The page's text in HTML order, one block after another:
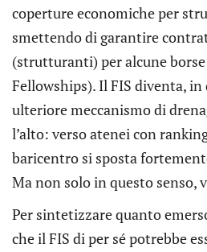
coperture economiche per
smettendo di garantire
(strutturanti) per alcune borse
Fellowships). Il FIS diventa, in
ulteriore meccanismo di
l’alto: verso atenei con
baricentro si sposta
Ma non solo in questo senso,
Per sintetizzare quanto
che il FIS di per sé potrebbe